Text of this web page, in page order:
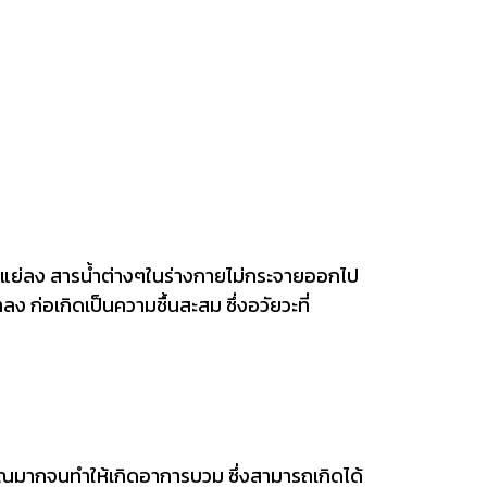
ง สารน้ำต่างๆในร่างกายไม่กระจายออกไป
ก่อเกิดเป็นความชื้นสะสม ซึ่งอวัยวะที่
ากจนทำให้เกิดอาการบวม ซึ่งสามารถเกิดได้